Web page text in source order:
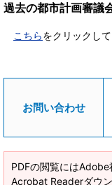
過去の都市計画審議
こちらをクリックし
お問い合わせ
PDFの閲覧には
Acrobat Readerダウ